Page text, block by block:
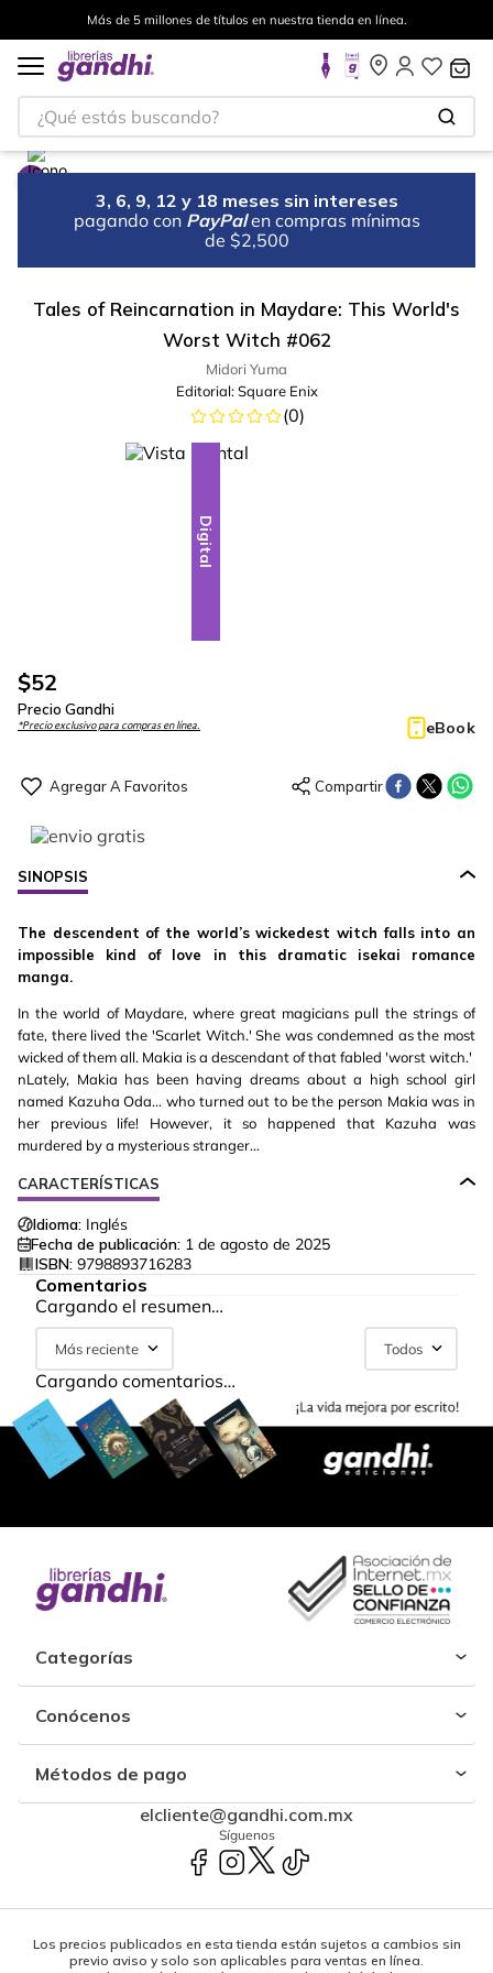
Más de 5 millones de títulos en nuestra tienda en línea.
¿Qué estás buscando?
3, 6, 9, 12 y 18 meses sin intereses
pagando con PayPal en compras mínimas
de $2,500
Tales of Reincarnation in Maydare: This World's
Worst Witch #062
Midori Yuma
Editorial: Square Enix
(0)
Digital
$52
Precio Gandhi
*Precio exclusivo para compras en línea. eBook
SINOPSIS
The descendent of the world’s wickedest witch falls into an
impossible kind of love in this dramatic isekai romance
manga.
In the world of Maydare, where great magicians pull the strings of
fate, there lived the 'Scarlet Witch.' She was condemned as the most
wicked of them all. Makia is a descendant of that fabled 'worst witch.'
nLately, Makia has been having dreams about a high school girl
named Kazuha Oda... who turned out to be the person Makia was in
her previous life! However, it so happened that Kazuha was
murdered by a mysterious stranger...
CARACTERÍSTICAS
Idioma: Inglés
Fecha de publicación: 1 de agosto de 2025
ISBN: 9798893716283
Comentarios
Cargando el resumen…
Más reciente Todos
Cargando comentarios…
Categorías
Conócenos
Métodos de pago
elcliente@gandhi.com.mx
Síguenos
Los precios publicados en esta tienda están sujetos a cambios sin
previo aviso y solo son aplicables para ventas en línea.